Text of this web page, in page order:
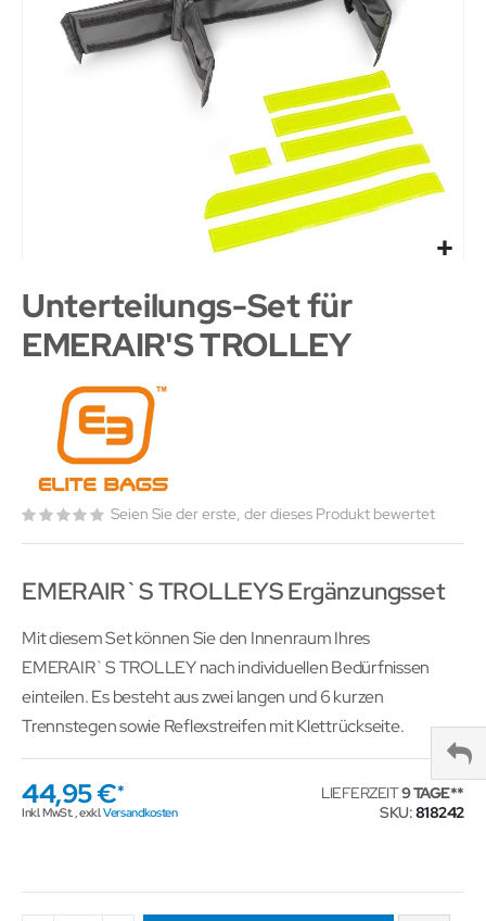
Unterteilungs-Set für
EMERAIR'S TROLLEY
Seien Sie der erste, der dieses Produkt bewertet
EMERAIR`S TROLLEYS Ergänzungsset
Mit diesem Set können Sie den Innenraum Ihres
EMERAIR`S TROLLEY nach individuellen Bedürfnissen
einteilen. Es besteht aus zwei langen und 6 kurzen
Trennstegen sowie Reflexstreifen mit Klettrückseite.
44,95 €
Inkl. MwSt.,exkl.Versandkosten
LIEFERZEIT9 TAGE
SKU 818242